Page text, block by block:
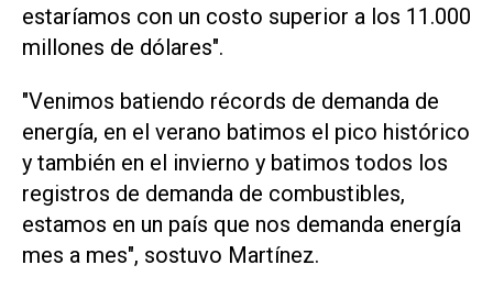
estaríamos con un costo superior a los 11.000
millones de dólares".
"Venimos batiendo récords de demanda de
energía, en el verano batimos el pico histórico
y también en el invierno y batimos todos los
registros de demanda de combustibles,
estamos en un país que nos demanda energía
mes a mes", sostuvo Martínez.